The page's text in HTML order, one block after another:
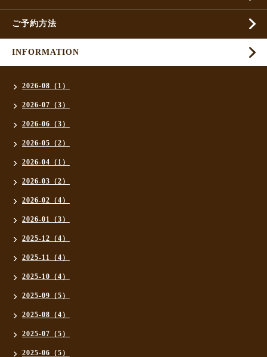
ご予約方法
INFORMATION
2026-08（1）
2026-07（3）
2026-06（3）
2026-05（2）
2026-04（1）
2026-03（2）
2026-02（4）
2026-01（3）
2025-12（4）
2025-11（4）
2025-10（4）
2025-09（5）
2025-08（4）
2025-07（5）
2025-06（5）